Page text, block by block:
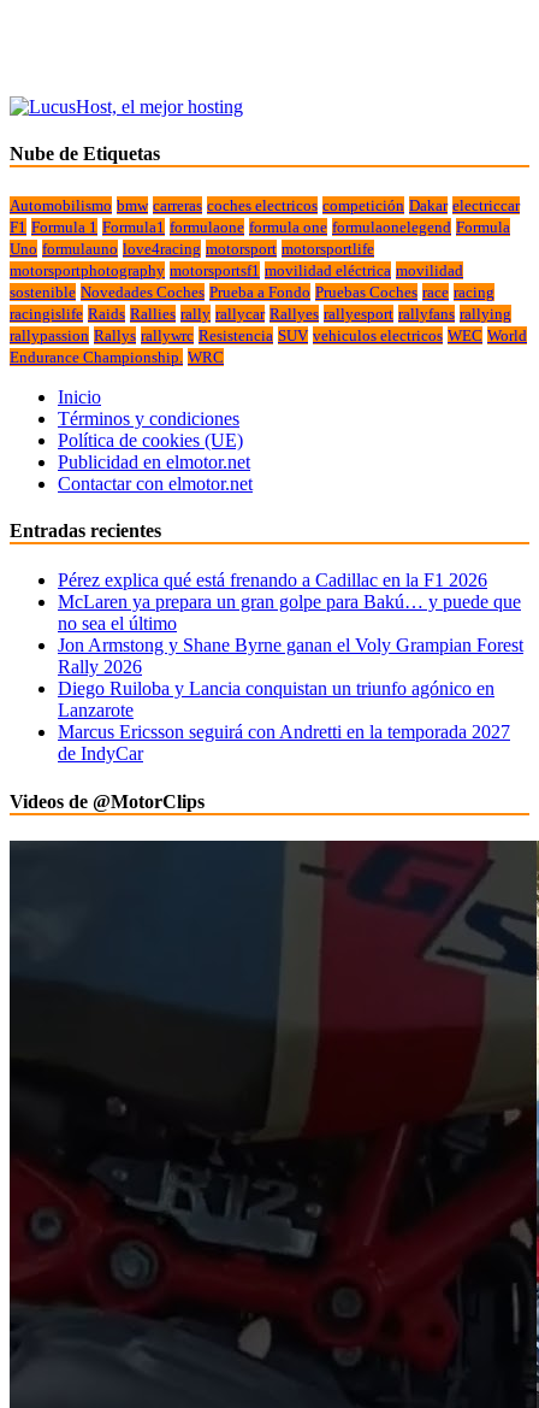
Nube de Etiquetas
Automobilismo bmw carreras coches electricos competición Dakar electriccar
F1 Formula 1 Formula1 formulaone formula one formulaonelegend Formula
Uno formulauno love4racing motorsport motorsportlife
motorsportphotography motorsportsf1 movilidad eléctrica movilidad
sostenible Novedades Coches Prueba a Fondo Pruebas Coches race racing
racingislife Raids Rallies rally rallycar Rallyes rallyesport rallyfans rallying
rallypassion Rallys rallywrc Resistencia SUV vehiculos electricos WEC World
Endurance Championship. WRC
Inicio
Términos y condiciones
Política de cookies (UE)
Publicidad en elmotor.net
Contactar con elmotor.net
Entradas recientes
Pérez explica qué está frenando a Cadillac en la F1 2026
McLaren ya prepara un gran golpe para Bakú… y puede que
no sea el último
Jon Armstong y Shane Byrne ganan el Voly Grampian Forest
Rally 2026
Diego Ruiloba y Lancia conquistan un triunfo agónico en
Lanzarote
Marcus Ericsson seguirá con Andretti en la temporada 2027
de IndyCar
Videos de @MotorClips